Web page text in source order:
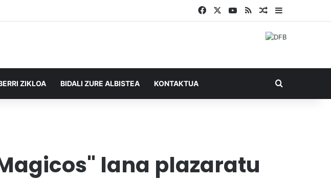
Facebook YouTube
RSS Ausazko
ZIKLOA BIDALI ZURE ALBISTEA KONTAKTUA
lana plazaratu